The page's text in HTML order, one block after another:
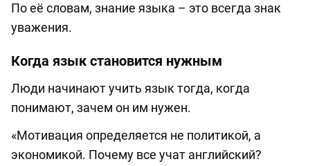
По её словам, знание языка – это всегда знак
уважения.
Когда язык становится нужным
Люди начинают учить язык тогда, когда
понимают, зачем он им нужен.
«Мотивация определяется не политикой, а
экономикой. Почему все учат английский?